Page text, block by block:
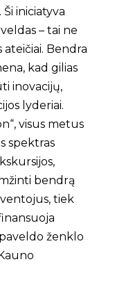
iniciatyva
– tai ne
Bendra
kad gilias
inovacijų,
lyderiai.
visus metus
spektras
bendrą
tiek
ženklo